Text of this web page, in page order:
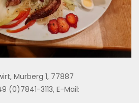
Murberg 1, 77887
(0)7841-3113, E-Mail: